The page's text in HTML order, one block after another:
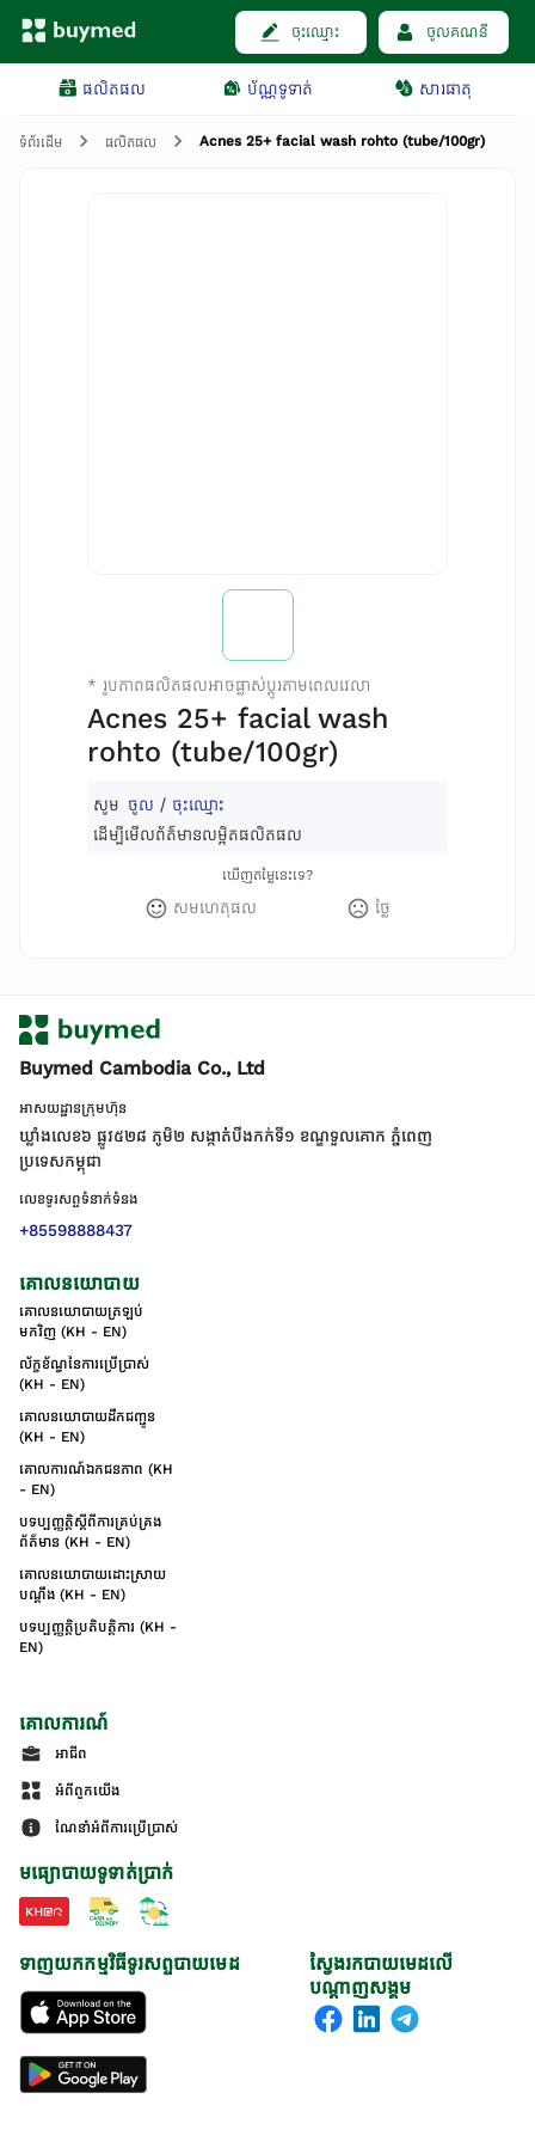
ចុះឈ្មោះ ចូលគណនី
ផលិតផល ប័ណ្ណទូទាត់ សារធាតុ
ទំព័រដើម ផលិតផល Acnes 25+ facial wash rohto (tube/100gr)
* រូបភាពផលិតផលអាចផ្លាស់ប្តូរតាមពេលវេលា
Acnes 25+ facial wash
rohto (tube/100gr)
សូម ចូល / ចុះឈ្មោះ
ដើម្បីមើលព័ត៌មានលម្អិតផលិតផល
ឃើញតម្លៃនេះទេ?
សមហេតុផល ថ្លៃ
Buymed Cambodia Co., Ltd
អាសយដ្ឋានក្រុមហ៊ុន
ឃ្លាំងលេខ៦ ផ្លូវ៥២៨ ភូមិ២ សង្កាត់់បឹងកក់ទី១ ខណ្ឌទួលគោក ភ្នំពេញ
ប្រទេសកម្ពុជា
លេខទូរសព្ទទំនាក់ទំនង
+85598888437
គោលនយោបាយ
គោលនយោបាយត្រឡប់
មកវិញ (KH - EN)
ល័ក្ខខ័ណ្ឌនៃការប្រើប្រាស់
(KH - EN)
គោលនយោបាយដឹកជញ្ជូន
(KH - EN)
គោលការណ៍ឯកជនភាព (KH
- EN)
បទប្បញ្ញត្តិស្តីពីការគ្រប់គ្រង
ព័ត៌មាន (KH - EN)
គោលនយោបាយដោះស្រាយ
បណ្ដឹង (KH - EN)
បទប្បញ្ញត្តិប្រតិបត្តិការ (KH -
EN)
គោលការណ៍
អាជីព
អំពីពួកយើង
ណែនាំអំពីការប្រើប្រាស់
មធ្យោបាយទូទាត់ប្រាក់
ស្វែងរកបាយមេដលើ
បណ្តាញសង្គម
ទាញយកកម្មវិធីទូរសព្ទបាយមេដ